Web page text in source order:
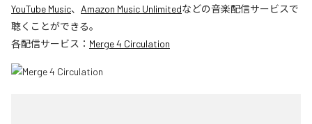
YouTube Music、 Amazon Music Unlimitedなどの音楽配信サービスで
聴くことができる。
各配信サービス： Merge 4 Circulation